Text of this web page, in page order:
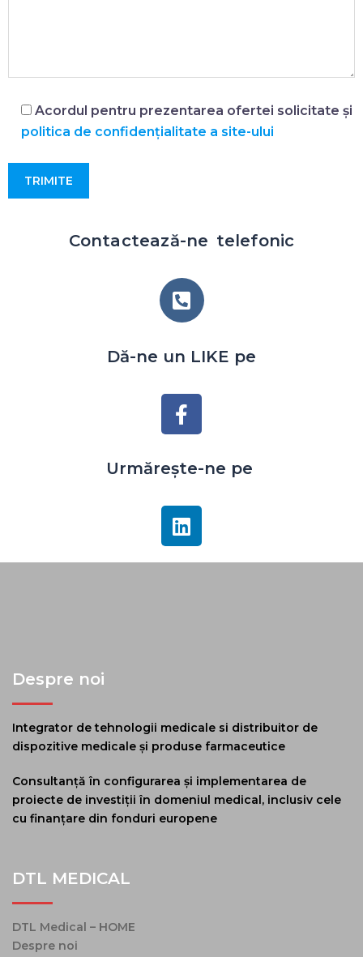
Acordul pentru prezentarea ofertei solicitate și
politica de confidențialitate a site-ului
Contactează-ne telefonic
Dă-ne un LIKE pe
Urmărește-ne pe
Despre noi
Integrator de tehnologii medicale si distribuitor de
dispozitive medicale și produse farmaceutice
Consultanță în configurarea și implementarea de
proiecte de investiții în domeniul medical, inclusiv cele
cu finanțare din fonduri europene
DTL MEDICAL
DTL Medical – HOME
Despre noi